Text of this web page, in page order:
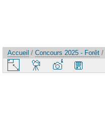
Accueil / Concours 2025 - Forêt /